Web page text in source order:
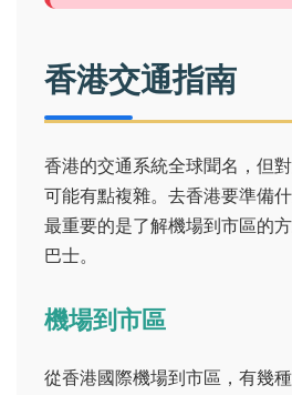
香港交通指南
香港的交通系統全球聞名，但
可能有點複雜。去香港要準備
最重要的是了解機場到市區的
巴士。
機場到市區
從香港國際機場到市區，有幾